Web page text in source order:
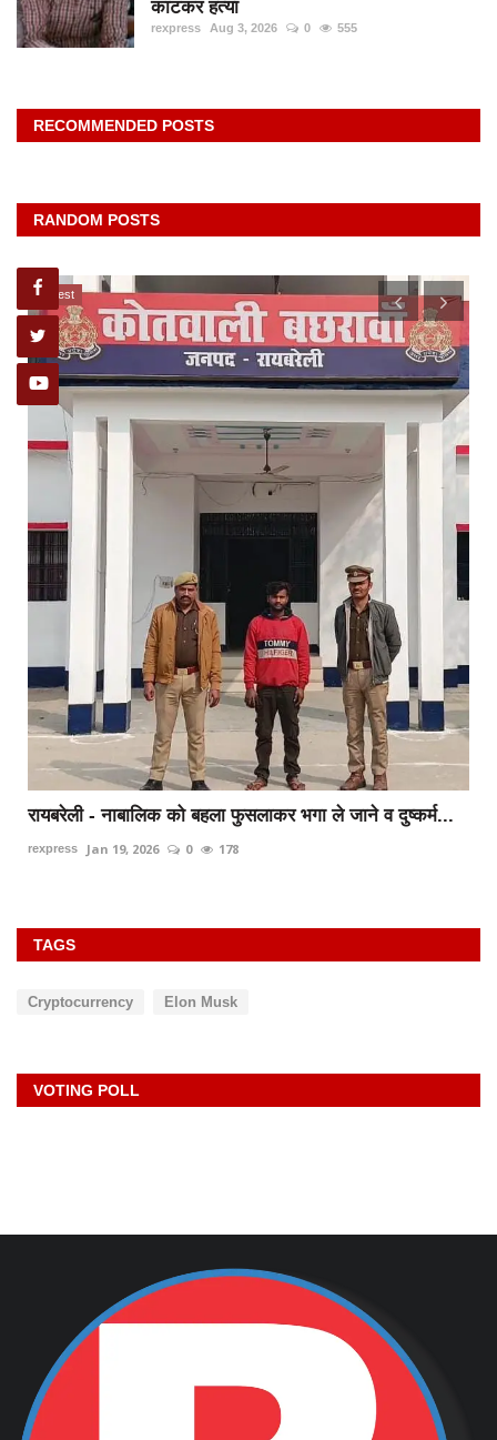
काटकर हत्या
rexpress Aug 3, 2026 0 555
RECOMMENDED POSTS
RANDOM POSTS
latest
रायबरेली - नाबालिक को बहला फुसलाकर भगा ले जाने व दुष्कर्म...
rexpress Jan 19, 2026 0 178
TAGS
Cryptocurrency Elon Musk
VOTING POLL